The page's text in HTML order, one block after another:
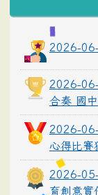
2026-
2026-
合奏 國
2026-
心得比賽
2026-
育創意實